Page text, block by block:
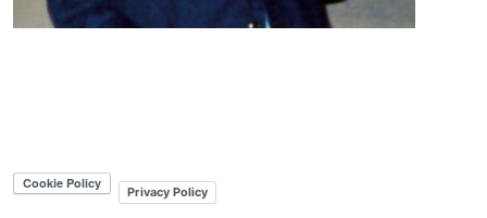
Privacy Policy